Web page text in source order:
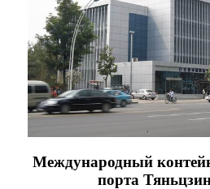
Международный
порта